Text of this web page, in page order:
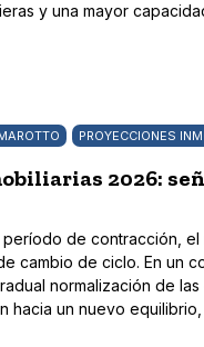
y una mayor
PROYECCIONES
2026:
de contracción,
cambio de ciclo. En un
normalización de
hacia un nuevo